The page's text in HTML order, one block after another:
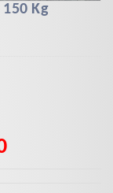
Kg